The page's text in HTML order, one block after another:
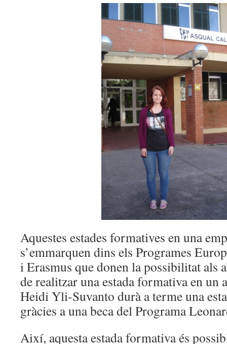
Aquestes estades formatives en una
s’emmarquen dins els Programes
i Erasmus que donen la possibilitat als
de realitzar una estada formativa en un
Heidi Yli-Suvanto durà a terme una
gràcies a una beca del Programa
Així, aquesta estada formativa és